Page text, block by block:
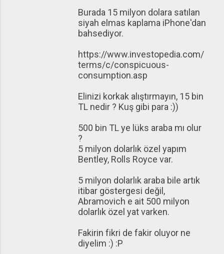
Burada 15 milyon dolara satılan
siyah elmas kaplama iPhone'dan
bahsediyor.
https://www.investopedia.com/
terms/c/conspicuous-
consumption.asp
Elinizi korkak alıştırmayın, 15 bin
TL nedir ? Kuş gibi para :))
500 bin TL ye lüks araba mı olur
?
5 milyon dolarlık özel yapım
Bentley, Rolls Royce var.
5 milyon dolarlık araba bile artık
itibar göstergesi değil,
Abramovich e ait 500 milyon
dolarlık özel yat varken.
Fakirin fikri de fakir oluyor ne
diyelim :) :P